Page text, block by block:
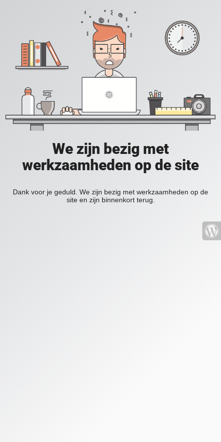
We zijn bezig met
werkzaamheden op de site
Dank voor je geduld. We zijn bezig met werkzaamheden op de
site en zijn binnenkort terug.